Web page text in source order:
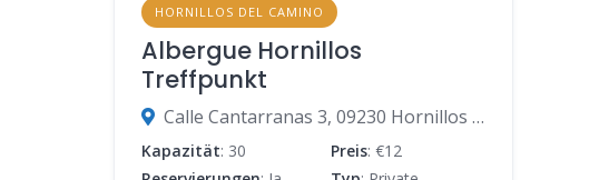
HORNILLOS DEL CAMINO
Albergue Hornillos
Treffpunkt
Calle Cantarranas 3, 09230 Hornillos del Camino, Burgos, Spanien
Kapazität: 30 Preis: €12